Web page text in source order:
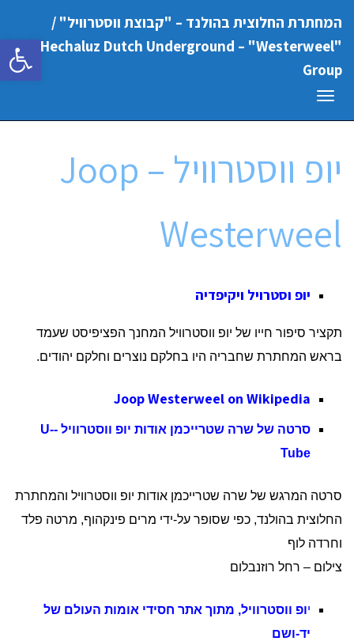
פתח
המחתרת החלוצית בהולנד – "קבוצת ווסטרוויל" /
"Hechaluz Dutch Underground – "Westerweel
Group
תפריט
יופ ווסטרוויל – Joop
Westerweel
יופ וסטרויל ויקיפדיה
תקציר סיפור חייו של יופ ווסטרוויל המחנך הפציפיסט שעמד
בראש המחתרת שחבריה היו בחלקם נוצרים וחלקם יהודים.
Joop Westerweel on Wikipedia
סרטה של שרה שטרייכמן אודות יופ ווסטרוויל -U-
Tube
סרטה המרגש של שרה שטרייכמן אודות יופ ווסטרוויל והמחתרת
החלוצית בהולנד, כפי שסופר על-ידי מרים פינקהוף, מרטה פלד
וחרדה לוף
צילום – רחל רוזנבלום
יופ ווסטרוויל, מתוך אתר חסידי אומות העולם של
יד-ושם